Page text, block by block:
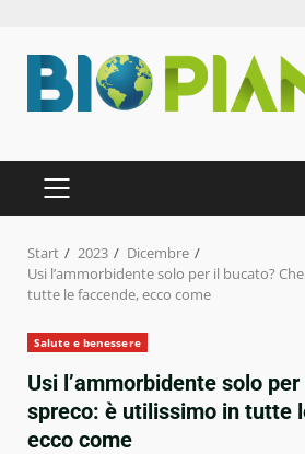
Inhalt
springen
PRIMÄRES
MENÜ
Start 2023
Dicembre
Usi l’ammorbidente solo per il bucato?
tutte le faccende, ecco come
Salute e benessere
Usi l’ammorbidente solo
spreco: è utilissimo in tutte
ecco come